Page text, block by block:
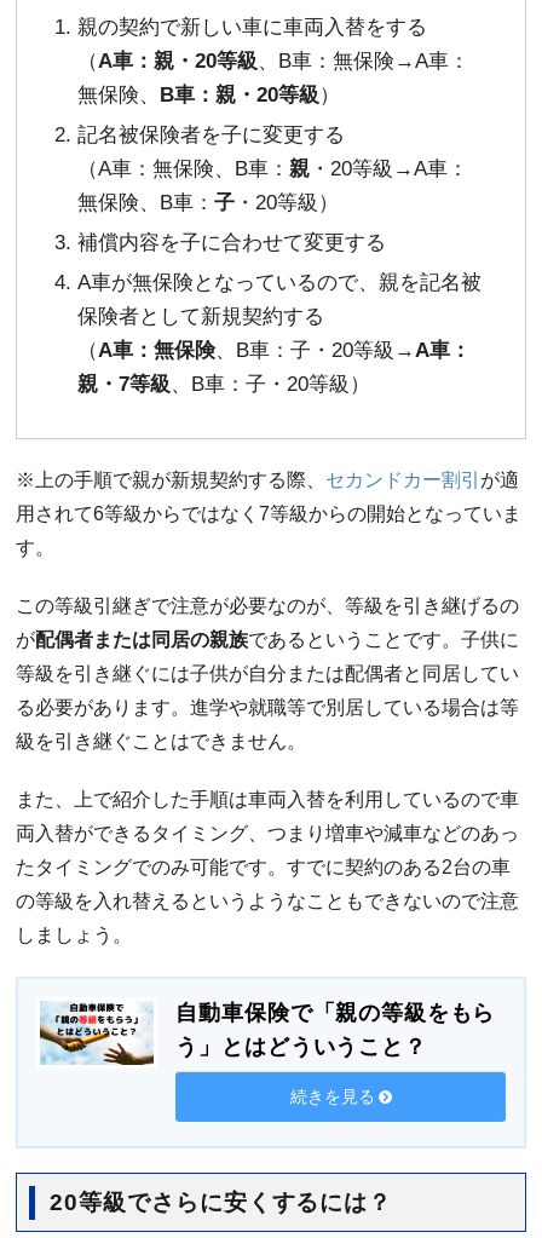
親の契約で新しい車に車両入替をする
（A車：親・20等級、B車：無保険→A車：
無保険、
B車：親・20等級）
記名被保険者を子に変更する
（A車：無保険、B車：親 ・20等級→A車：
無保険、B車：子 ・20等級）
補償内容を子に合わせて変更する
A車が無保険となっているので、親を記名被
保険者として新規契約する
（A車：無保険、B車：子・20等級→A車：
親・7等級、B車：子・20等級）
※上の手順で親が新規契約する際、 セカンドカー割引 が適
用されて6等級からではなく7等級からの開始となっていま
す。
この等級引継ぎで注意が必要なのが、等級を引き継げるの
が配偶者または同居の親族であるということです。子供に
等級を引き継ぐには子供が自分または配偶者と同居してい
る必要があります。進学や就職等で別居している場合は等
級を引き継ぐことはできません。
また、上で紹介した手順は車両入替を利用しているので車
両入替ができるタイミング、つまり増車や減車などのあっ
たタイミングでのみ可能です。すでに契約のある2台の車
の等級を入れ替えるというようなこともできないので注意
しましょう。
自動車保険で「親の等級をもら
う」とはどういうこと？
続きを見る
20等級でさらに安くするには？